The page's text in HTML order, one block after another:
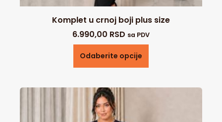
Komplet u crnoj boji plus size
6.990,00 RSD sa PDV
Odaberite opcije